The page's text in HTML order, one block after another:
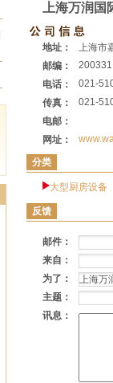
上海万润
地址：
上海市
邮编：
200331
电话：
021-
传真：
021-
电邮：
网址：
分类
大型厨房设备
反馈
邮件：
来自：
为了：
主题：
讯息：